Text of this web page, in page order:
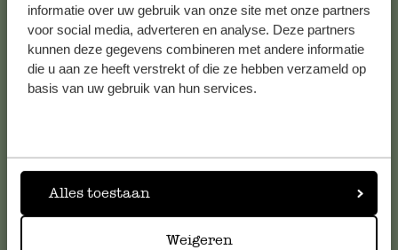
informatie over uw gebruik van onze site met onze partners
voor social media, adverteren en analyse. Deze partners
kunnen deze gegevens combineren met andere informatie
die u aan ze heeft verstrekt of die ze hebben verzameld op
basis van uw gebruik van hun services.
Alles toestaan
Weigeren
Kundenservice/Hilfe
die Antworten aufhäufig gestellte Fragen.